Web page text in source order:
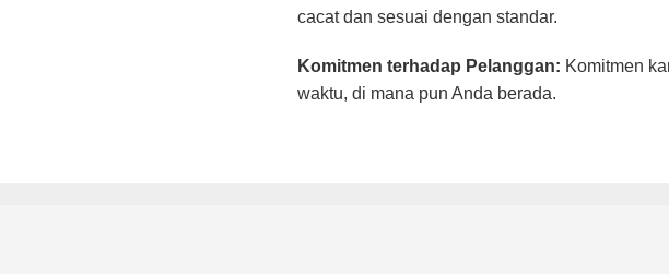
cacat dan sesuai dengan standar.
Komitmen terhadap Pelanggan: Komitmen
waktu, di mana pun Anda berada.